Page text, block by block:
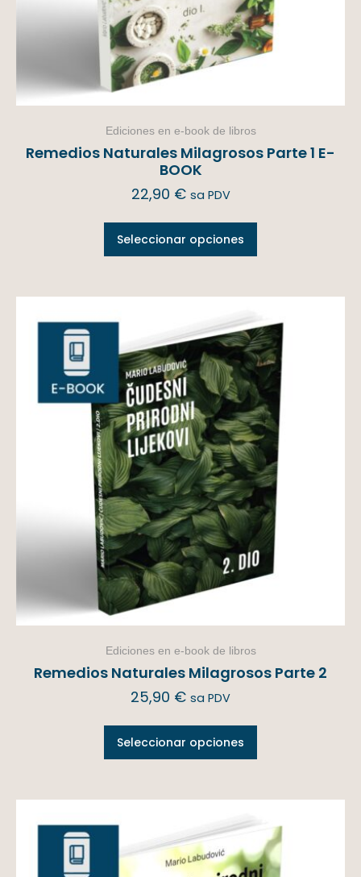
Ediciones en e-book de libros
Remedios Naturales Milagrosos Parte 1 E-
BOOK
22,90 € sa PDV
Seleccionar opciones
Ediciones en e-book de libros
Remedios Naturales Milagrosos Parte 2
25,90 € sa PDV
Seleccionar opciones